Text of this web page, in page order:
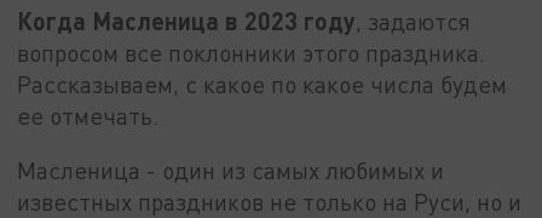
Когда Масленица в 2023 году, задаются
вопросом все поклонники этого праздника.
Рассказываем, с какое по какое числа будем
ее отмечать.
Масленица - один из самых любимых и
известных праздников не только на Руси, но и